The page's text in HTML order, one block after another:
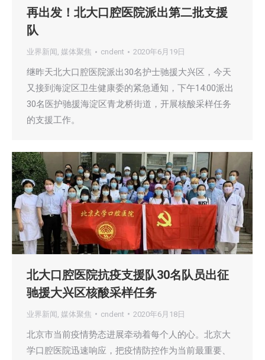
再出发！北大口腔医院派出第二批支援
队
业界新闻 , 媒体聚焦 cndent 2020年6月19日
继昨天北大口腔医院派出30名护士驰援大兴区，今天
又接到海淀区卫生健康委的紧急通知，下午14:00派出
30名医护驰援海淀区青龙桥街道，开展核酸采样任务
的支援工作。
北大口腔医院抗疫支援队30名队员出征
驰援大兴区核酸采样任务
业界新闻 媒体聚焦 cndent 2020年6月18日
北京市当前疫情势态进展牵动着每个人的心。北京大
学口腔医院迅速响应，把疫情防控作为当前最重要、